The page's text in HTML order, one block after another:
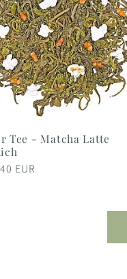
Tee - Matcha Latte
EUR